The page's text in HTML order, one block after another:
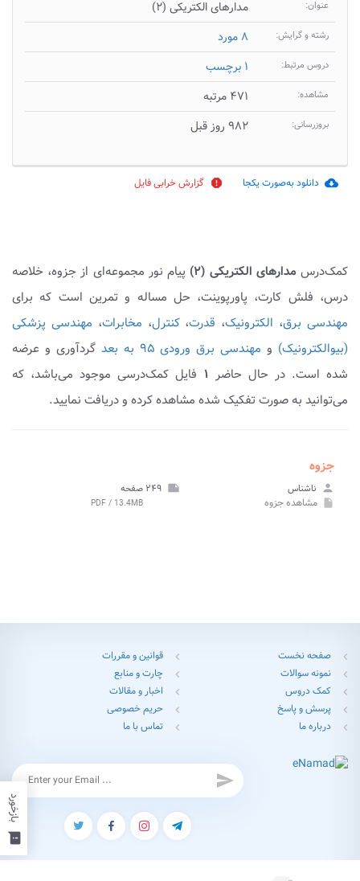
عنوان: مدارهای الکتریکی (۲)
رشته و گرایش: ۸ مورد
دروس مرتبط: ۱ برچسب
مشاهده: ۴۷۱ مرتبه
بروزرسانی: ۹۸۲ روز قبل
cloud_download دانلود به‌صورت یکجا report گزارش خرابی فایل
کمک‌درسمدارهای الکتریکی (۲)
پیام نور مجموعه‌ای از جزوه، خلاصه
درس، فلش کارت، پاورپوینت، حل مساله و تمرین است که برای
مهندسی برق، الکترونیک، قدرت،کنترل، مخابرات، مهندسی پزشکی
(بیوالکترونیک) و مهندسی برق ورودی ۹۵ به بعد
گردآوری و عرضه
شده است. در حال حاضر ۱ فایل کمک‌درسی موجود می‌باشد، که
می‌توانید به صورت تفکیک شده مشاهده کرده و دریافت نمایید.
جزوه
person ناشناس note ۲۴۹ صفحه
insert_drive_file مشاهدهجزوه PDF / 13.4MB
feedback
بازخورد
chevron_left صفحه نخست chevron_left قوانین و مقررات
chevron_left نمونه سوالات chevron_left چارت و منابع
chevron_left کمک دروس chevron_left اخبار و مقالات
chevron_left پرسش و پاسخ chevron_left حریم خصوصی
chevron_left درباره ما chevron_left تماس با ما
send